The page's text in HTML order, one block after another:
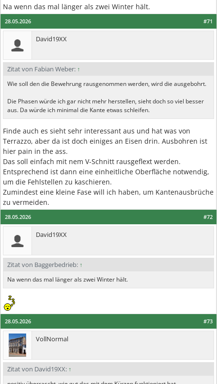
Na wenn das mal länger als zwei Winter hält.
#71
28.05.2026
David19XX
Zitat von Fabian Weber: ↑
Wie soll den die Bewehrung rausgenommen werden, wird die ausgebohrt.
Die Phasen würde ich gar nicht mehr herstellen, sieht doch so viel besser
aus. Da würde ich minimal die Kante etwas schleifen.
Finde auch es sieht sehr interessant aus und hat was von
Terrazzo, aber da ist doch einiges an Eisen drin. Ausbohren ist
hier pain in the ass.
Das soll einfach mit nem V-Schnitt rausgeflext werden.
Entsprechend ist dann eine einheitliche Oberfläche notwendig,
um die Fehlstellen zu kaschieren.
Zumindest eine kleine Fase will ich haben, um Kantenausbrüche
zu vermeiden.
#72
28.05.2026
David19XX
Zitat von Baggerbedrieb: ↑
Na wenn das mal länger als zwei Winter hält.
#73
28.05.2026
VollNormal
Zitat von David19XX: ↑